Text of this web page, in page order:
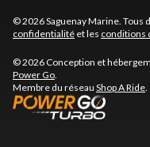
© 2026 Saguenay Marine. Tous
confidentialité et les conditions
© 2026 Conception et
Power Go.
Membre du réseau Shop A Ride.